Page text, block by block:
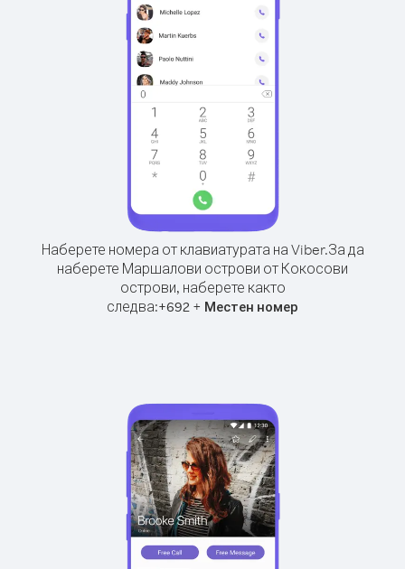
Наберете номера от клавиатурата на Viber.За да
наберете Маршалови острови от Кокосови
острови, наберете както
следва:+692 + Местен номер